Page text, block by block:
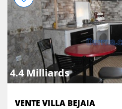
4.4 Milliards
VENTE VILLA BEJAIA